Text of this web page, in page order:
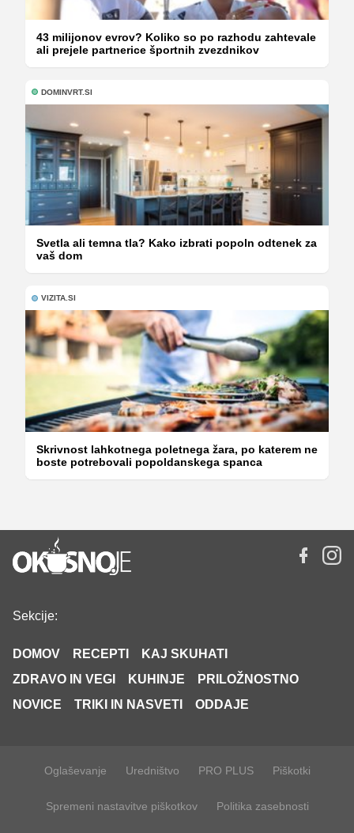
43 milijonov evrov? Koliko so po razhodu zahtevale
ali prejele partnerice športnih zvezdnikov
DOMINVRT.SI
Svetla ali temna tla? Kako izbrati popoln odtenek za
vaš dom
VIZITA.SI
Skrivnost lahkotnega poletnega žara, po katerem ne
boste potrebovali popoldanskega spanca
Sekcije:
DOMOV RECEPTI
KAJ SKUHATI
ZDRAVO IN VEGI
KUHINJE
PRILOŽNOSTNO
NOVICE
TRIKI IN NASVETI ODDAJE
Oglaševanje Uredništvo PRO PLUS Piškotki
Spremeni nastavitve piškotkov Politika zasebnosti